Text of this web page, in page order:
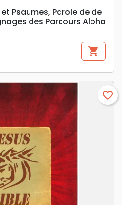
Psaumes, Parole de de
des Parcours Alpha
shopping_cart
favorite_border